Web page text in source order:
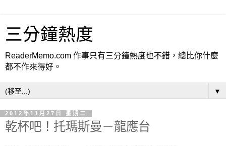
三分鐘熱度
ReaderMemo.com 作事只有三分鐘熱度也不錯，總比你什麼
都不作來得好。
▼
2012年11月27日 星期二
乾杯吧！托瑪斯曼－龍應台